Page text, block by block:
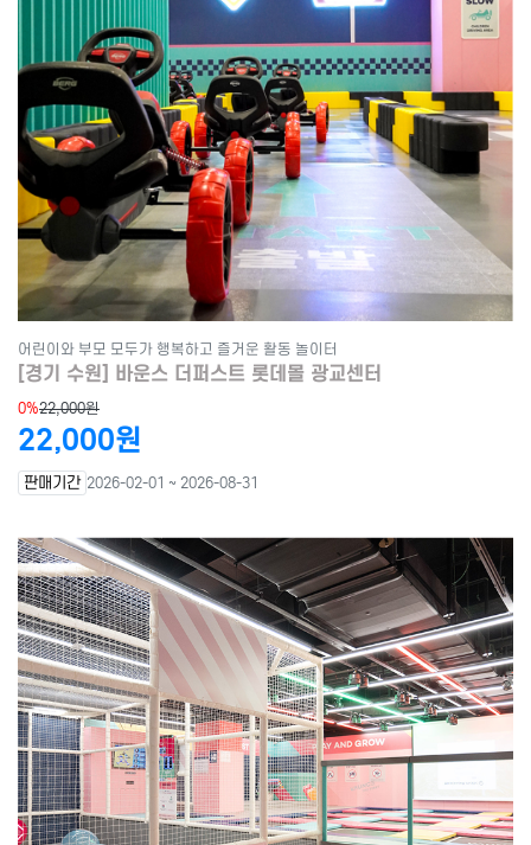
어린이와 부모 모두가 행복하고 즐거운 활동 놀이터
[경기 수원] 바운스 더퍼스트 롯데몰 광교센터
0%22,000원
22,000원
판매기간 2026-02-01 ~ 2026-08-31